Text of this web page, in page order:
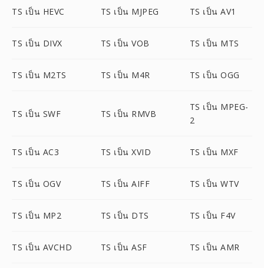
TS เป็น HEVC TS เป็น MJPEG TS เป็น AV1
TS เป็น DIVX TS เป็น VOB TS เป็น MTS
TS เป็น M2TS TS เป็น M4R TS เป็น OGG
TS เป็น SWF TS เป็น RMVB
TS เป็น MPEG-
2
TS เป็น AC3 TS เป็น XVID TS เป็น MXF
TS เป็น OGV TS เป็น AIFF TS เป็น WTV
TS เป็น MP2 TS เป็น DTS TS เป็น F4V
TS เป็น AVCHD TS เป็น ASF TS เป็น AMR